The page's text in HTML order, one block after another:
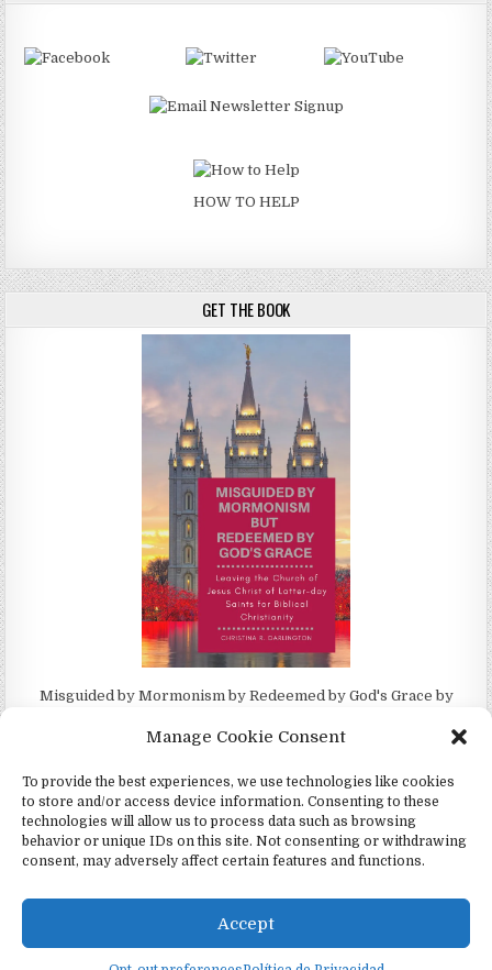
Manage Cookie Consent
To provide the best experiences, we use technologies like cookies
to store and/or access device information. Consenting to these
technologies will allow us to process data such as browsing
behavior or unique IDs on this site. Not consenting or withdrawing
consent, may adversely affect certain features and functions.
Accept
HOW TO HELP
GET THE BOOK
Misguided by Mormonism by Redeemed by God's Grace by
Copyright © 2026 4Witness (Testigos)
Design by ThemesDNA.com